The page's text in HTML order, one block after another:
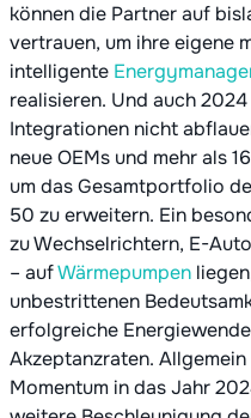
können die Partner auf
vertrauen, um ihre eigene
intelligente
realisieren. Und auch
Integrationen nicht
neue OEMs und mehr als
um das Gesamtportfolio
50 zu erweitern. Ein
zu Wechselrichtern, E-
– aufWärmepumpen
unbestrittenen
erfolgreiche
Akzeptanzraten.
Momentum in das Jahr